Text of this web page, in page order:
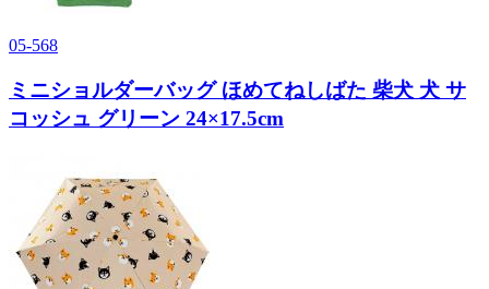
05-568
ミニショルダーバッグ ほめてねしばた 柴犬 犬 サ
コッシュ グリーン 24×17.5cm